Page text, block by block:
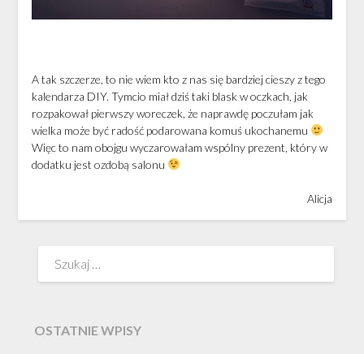
A tak szczerze, to nie wiem kto z nas się bardziej cieszy z tego
kalendarza DIY. Tymcio miał dziś taki blask w oczkach, jak
rozpakował pierwszy woreczek, że naprawdę poczułam jak
wielka może być radość podarowana komuś ukochanemu
Więc to nam obojgu wyczarowałam wspólny prezent, który w
dodatku jest ozdobą salonu
Alicja
OSTATNIE WPISY